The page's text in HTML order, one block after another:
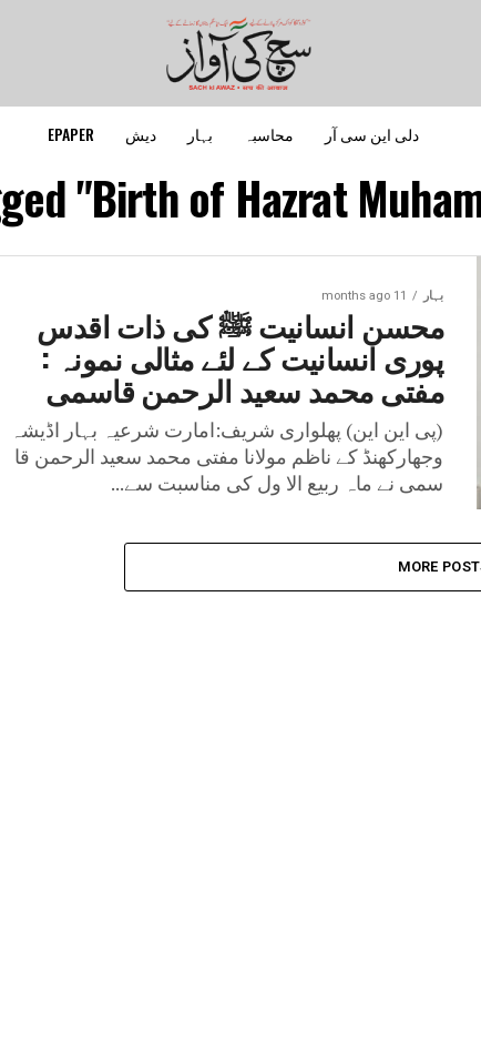
دلی این سی آر محاسبہ بہار دیش EPAPER
"Birth of Hazrat
بہار 11 months ago
محسن انسانیت ﷺ کی ذات اقدس
پوری انسانیت کے لئے مثالی نمونہ :
مفتی محمد سعید الرحمن قاسمی
(پی این این) پھلواری شریف:امارت شرعیہ بہار اڈیشہ
وجھارکھنڈ کے ناظم مولانا مفتی محمد سعید الرحمن قا
سمی نے ماہ ربیع الا ول کی مناسبت سے...
MORE